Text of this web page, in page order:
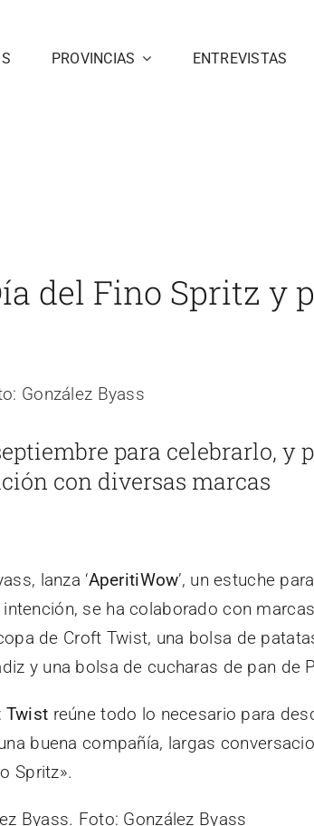
PROVINCIAS ENTREVISTAS
del Fino Spritz y
para celebrarlo, y
con diversas marcas
lanza ‘AperitiWow’, un estuche
se ha colaborado con
de Croft Twist, una bolsa de
y una bolsa de cucharas de pan de
Twist reúne todo lo necesario para
buena compañía, largas
Spritz».